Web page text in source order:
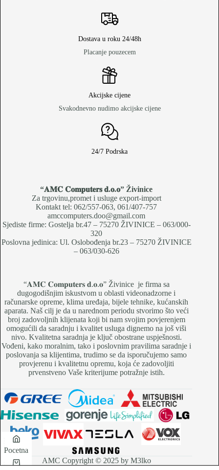
Dostava u roku 24/48h
Placanje pouzecem
Akcijske cijene
Svakodnevno nudimo akcijske cijene
24/7 Podrska
“𝐀𝐌𝐂 𝐂𝐨𝐦𝐩𝐮𝐭𝐞𝐫𝐬 𝐝.𝐨.𝐨” Živinice
Za trgovinu,promet i usluge export-import
Kontakt tel: 062/557-063, 061/407-757
amccomputers.doo@gmail.com
Sjediste firme: Gostelja br.47 – 75270 ŽIVINICE – 063/000-
320
Poslovna jedinica: Ul. Oslobođenja br.23 – 75270 ŽIVINICE
– 063/030-626
“𝐀𝐌𝐂 𝐂𝐨𝐦𝐩𝐮𝐭𝐞𝐫𝐬 𝐝.𝐨.𝐨” Živinice je firma sa
dugogodišnjim iskustvom u oblasti videonadzorne i
računarske opreme, klima uređaja, bijele tehnike, kućanskih
aparata. Naš cilj je da u narednom periodu stvorimo što veći
broj zadovoljnih klijenata koji bi nam svojim povjerenjem
omogućili da saradnju i kvalitet usluga dignemo na još viši
nivo. Kvalitetna saradnja je ključ obostrane uspješnosti.
Vođeni, kako moralnim, tako i poslovnim pravilima saradnje i
poslovanja sa klijentima, trudimo se da isporučujemo samo
provjerenu i kvalitetnu opremu, koja će zadovoljiti
prvenstveno Vaše kriterijume potražnje istih.
AMC Copyright © 2025 by M3lko
Pocetna